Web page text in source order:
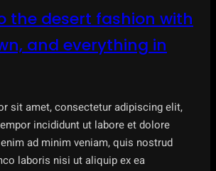
the desert fashion with
and everything in
sit amet, consectetur adipiscing elit,
incididunt ut labore et dolore
ad minim veniam, quis nostrud
laboris nisi ut aliquip ex ea